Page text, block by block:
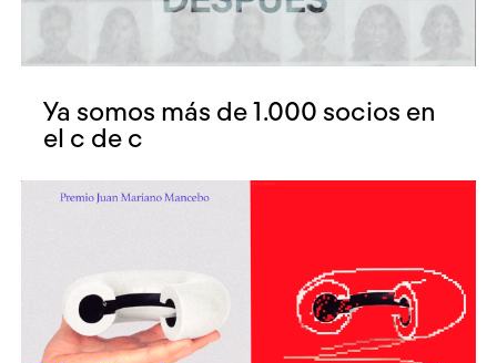
Ya somos más de 1.000 socios en
el c de c